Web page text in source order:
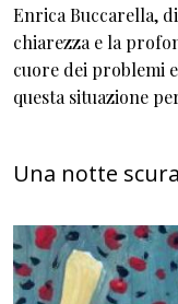
Enrica Buccarella,
chiarezza e la
cuore dei problemi
questa situazione
Una notte